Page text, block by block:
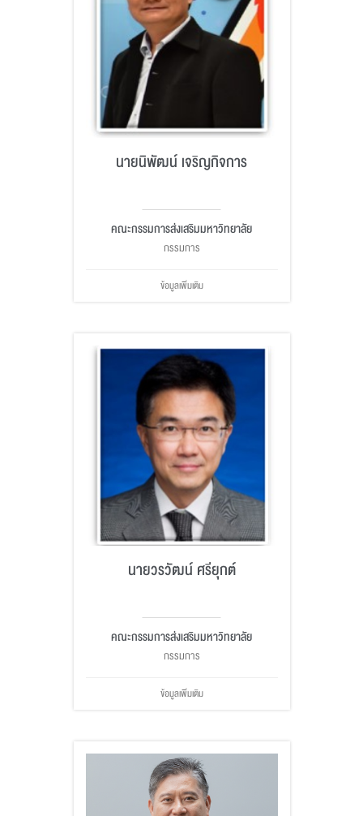
นายนิพัฒน์ เจริญกิจการ
คณะกรรมการส่งเสริมมหาวิทยาลัย
กรรมการ
ข้อมูลเพิ่มเติม
นายวรวัฒน์ ศรียุกต์
คณะกรรมการส่งเสริมมหาวิทยาลัย
กรรมการ
ข้อมูลเพิ่มเติม